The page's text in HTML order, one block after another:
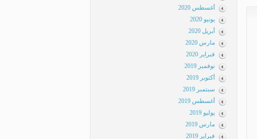
أغسطس 2020
يونيو 2020
أبريل 2020
مارس 2020
فبراير 2020
نوفمبر 2019
أكتوبر 2019
سبتمبر 2019
أغسطس 2019
يوليو 2019
مارس 2019
فبراير 2019